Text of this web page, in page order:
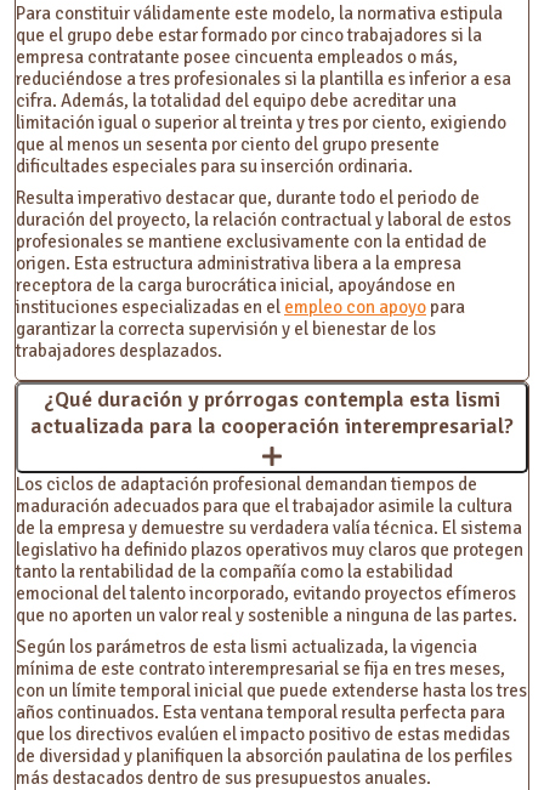
Para constituir válidamente este modelo, la normativa estipula
que el grupo debe estar formado por cinco trabajadores si la
empresa contratante posee cincuenta empleados o más,
reduciéndose a tres profesionales si la plantilla es inferior a esa
cifra. Además, la totalidad del equipo debe acreditar una
limitación igual o superior al treinta y tres por ciento, exigiendo
que al menos un sesenta por ciento del grupo presente
dificultades especiales para su inserción ordinaria.
Resulta imperativo destacar que, durante todo el periodo de
duración del proyecto, la relación contractual y laboral de estos
profesionales se mantiene exclusivamente con la entidad de
origen. Esta estructura administrativa libera a la empresa
receptora de la carga burocrática inicial, apoyándose en
instituciones especializadas en el empleo con apoyo para
garantizar la correcta supervisión y el bienestar de los
trabajadores desplazados.
¿Qué duración y prórrogas contempla esta lismi
actualizada para la cooperación interempresarial?
Los ciclos de adaptación profesional demandan tiempos de
maduración adecuados para que el trabajador asimile la cultura
de la empresa y demuestre su verdadera valía técnica. El sistema
legislativo ha definido plazos operativos muy claros que protegen
tanto la rentabilidad de la compañía como la estabilidad
emocional del talento incorporado, evitando proyectos efímeros
que no aporten un valor real y sostenible a ninguna de las partes.
Según los parámetros de esta lismi actualizada, la vigencia
mínima de este contrato interempresarial se fija en tres meses,
con un límite temporal inicial que puede extenderse hasta los tres
años continuados. Esta ventana temporal resulta perfecta para
que los directivos evalúen el impacto positivo de estas medidas
de diversidad y planifiquen la absorción paulatina de los perfiles
más destacados dentro de sus presupuestos anuales.